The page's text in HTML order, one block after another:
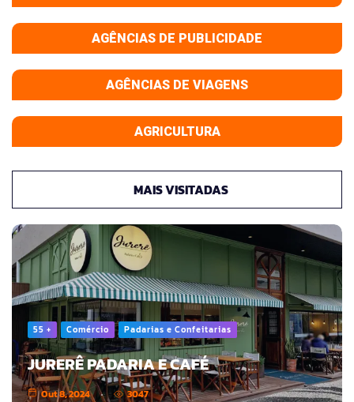
AGÊNCIAS DE PUBLICIDADE
AGÊNCIAS DE VIAGENS
AGRICULTURA
MAIS VISITADAS
55 + Comércio Padarias e Confeitarias
JURERÊ PADARIA E CAFÉ
Out 8, 2024 3047